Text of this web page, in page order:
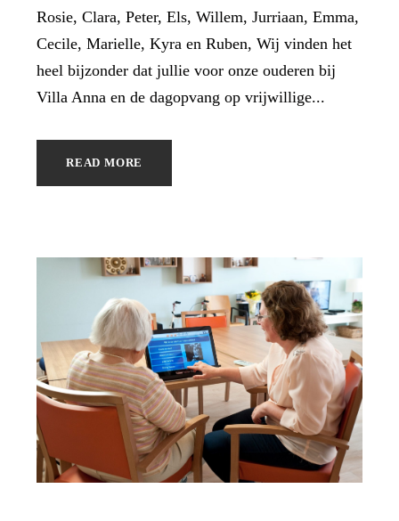
Rosie, Clara, Peter, Els, Willem, Jurriaan, Emma,
Cecile, Marielle, Kyra en Ruben, Wij vinden het
heel bijzonder dat jullie voor onze ouderen bij
Villa Anna en de dagopvang op vrijwillige...
READ MORE